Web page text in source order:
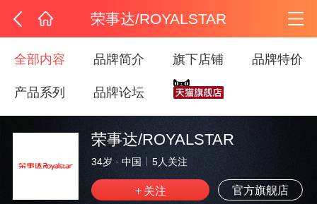
荣事达/ROYALSTAR
全部内容 品牌简介 旗下店铺 品牌特价
产品系列 品牌论坛
荣事达/ROYALSTAR
34岁 · 中国 5人关注
官方旗舰店